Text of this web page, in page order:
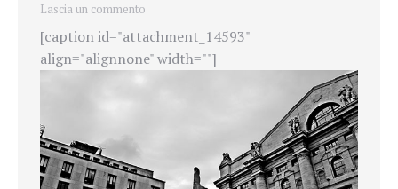
Lascia un commento
[caption id="attachment_14593"
align="alignnone" width=""]